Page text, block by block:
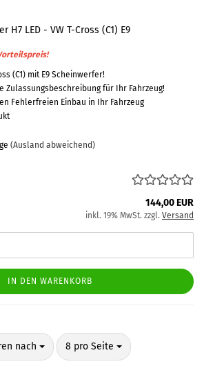
H7 LED - VW T-Cross (C1) E9
(C1) mit E9 Scheinwerfer!
Zulassungsbeschreibung für Ihr Fahrzeug!
Fehlerfreien Einbau in Ihr Fahrzeug
(Ausland abweichend)
144,00 EUR
inkl. 19% MwSt. zzgl. Versand
IN DEN WARENKORB
nach
nach 8 pro Seite
pro Seite